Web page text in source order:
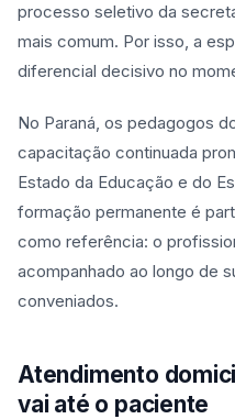
processo seletivo da
mais comum. Por isso, a
diferencial decisivo no
No Paraná, os pedagogos
capacitação continuada
Estado da Educação e do
formação permanente é
como referência: o
acompanhado ao longo de
conveniados.
Atendimento
vai até o paciente